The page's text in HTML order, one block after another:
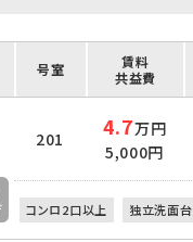
号室
賃料
共益費
201 4.7万円
5,000円
コンロ2口以上 独立洗面台